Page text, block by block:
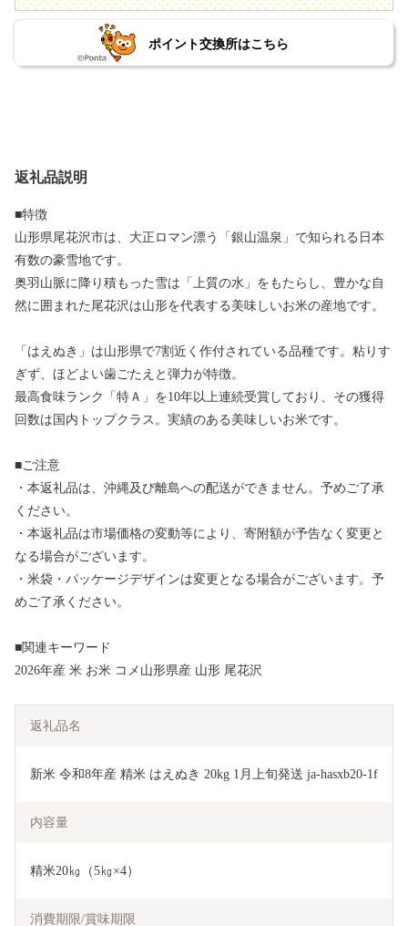
ポイント交換所はこちら
返礼品説明
■特徴
山形県尾花沢市は、大正ロマン漂う「銀山温泉」で知られる日本
有数の豪雪地です。
奥羽山脈に降り積もった雪は「上質の水」をもたらし、豊かな自
然に囲まれた尾花沢は山形を代表する美味しいお米の産地です。
「はえぬき」は山形県で7割近く作付されている品種です。粘りす
ぎず、ほどよい歯ごたえと弾力が特徴。
最高食味ランク「特Ａ」を10年以上連続受賞しており、その獲得
回数は国内トップクラス。実績のある美味しいお米です。
■ご注意
・本返礼品は、沖縄及び離島への配送ができません。予めご了承
ください。
・本返礼品は市場価格の変動等により、寄附額が予告なく変更と
なる場合がございます。
・米袋・パッケージデザインは変更となる場合がございます。予
めご了承ください。
■関連キーワード
2026年産 米 お米 コメ山形県産 山形 尾花沢
返礼品名
新米 令和8年産 精米 はえぬき 20kg 1月上旬発送 ja-hasxb20-1f
内容量
精米20㎏（5㎏×4）
消費期限/賞味期限